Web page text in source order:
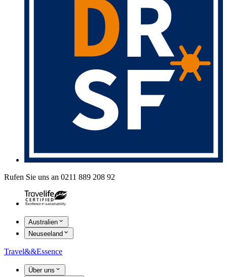
Rufen Sie uns an 0211 889 208 92
Australien
Neuseeland
Travel&&Essence
Über uns